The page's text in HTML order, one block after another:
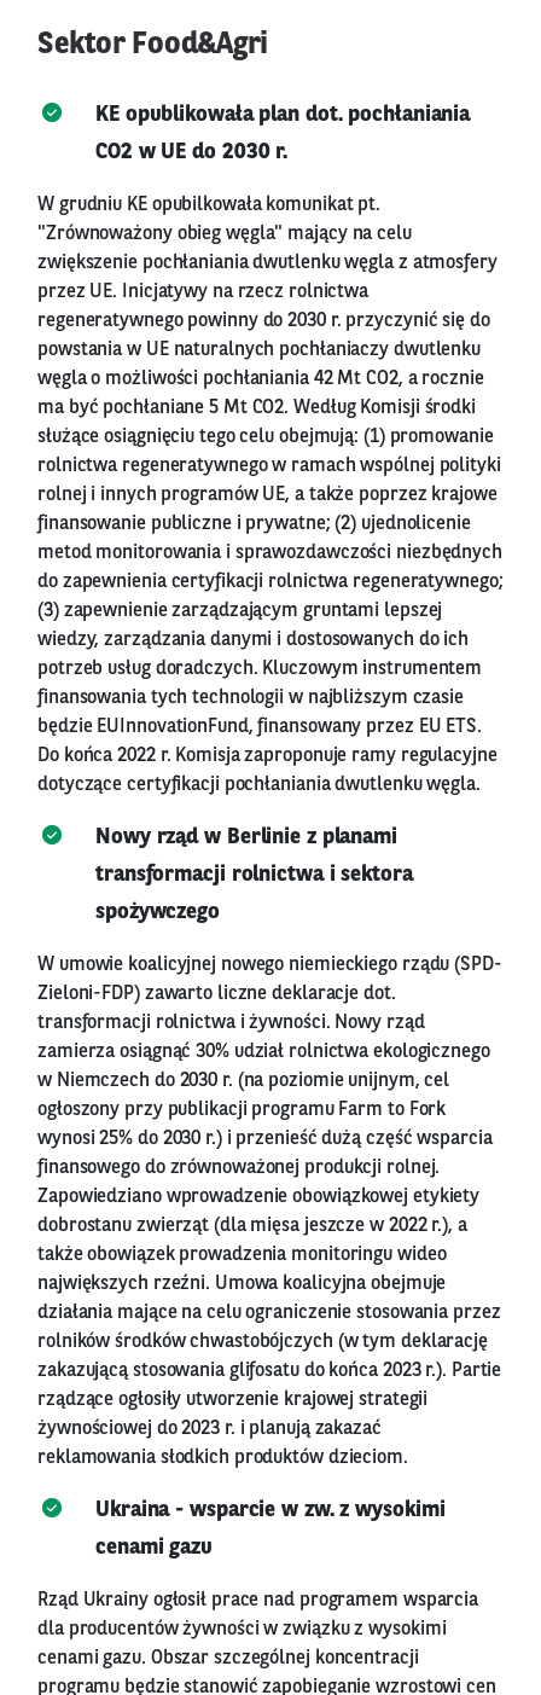
Sektor Food&Agri
KE opublikowała plan dot. pochłaniania
CO2 w UE do 2030 r.
W grudniu KE opubilkowała komunikat pt.
"Zrównoważony obieg węgla" mający na celu
zwiększenie pochłaniania dwutlenku węgla z atmosfery
przez UE. Inicjatywy na rzecz rolnictwa
regeneratywnego powinny do 2030 r. przyczynić się do
powstania w UE naturalnych pochłaniaczy dwutlenku
węgla o możliwości pochłaniania 42 Mt CO2, a rocznie
ma być pochłaniane 5 Mt CO2. Według Komisji środki
służące osiągnięciu tego celu obejmują: (1) promowanie
rolnictwa regeneratywnego w ramach wspólnej polityki
rolnej i innych programów UE, a także poprzez krajowe
finansowanie publiczne i prywatne; (2) ujednolicenie
metod monitorowania i sprawozdawczości niezbędnych
do zapewnienia certyfikacji rolnictwa regeneratywnego;
(3) zapewnienie zarządzającym gruntami lepszej
wiedzy, zarządzania danymi i dostosowanych do ich
potrzeb usług doradczych. Kluczowym instrumentem
finansowania tych technologii w najbliższym czasie
będzie EUInnovationFund, finansowany przez EU ETS.
Do końca 2022 r. Komisja zaproponuje ramy regulacyjne
dotyczące certyfikacji pochłaniania dwutlenku węgla.
Nowy rząd w Berlinie z planami
transformacji rolnictwa i sektora
spożywczego
W umowie koalicyjnej nowego niemieckiego rządu (SPD-
Zieloni-FDP) zawarto liczne deklaracje dot.
transformacji rolnictwa i żywności. Nowy rząd
zamierza osiągnąć 30% udział rolnictwa ekologicznego
w Niemczech do 2030 r. (na poziomie unijnym, cel
ogłoszony przy publikacji programu Farm to Fork
wynosi 25% do 2030 r.) i przenieść dużą część wsparcia
finansowego do zrównoważonej produkcji rolnej.
Zapowiedziano wprowadzenie obowiązkowej etykiety
dobrostanu zwierząt (dla mięsa jeszcze w 2022 r.), a
także obowiązek prowadzenia monitoringu wideo
największych rzeźni. Umowa koalicyjna obejmuje
działania mające na celu ograniczenie stosowania przez
rolników środków chwastobójczych (w tym deklarację
zakazującą stosowania glifosatu do końca 2023 r.). Partie
rządzące ogłosiły utworzenie krajowej strategii
żywnościowej do 2023 r. i planują zakazać
reklamowania słodkich produktów dzieciom.
Ukraina - wsparcie w zw. z wysokimi
cenami gazu
Rząd Ukrainy ogłosił prace nad programem wsparcia
dla producentów żywności w związku z wysokimi
cenami gazu. Obszar szczególnej koncentracji
programu będzie stanowić zapobieganie wzrostowi cen